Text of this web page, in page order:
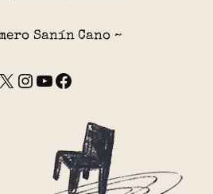
Sanín Cano ~
X Instagram YouTube Facebook